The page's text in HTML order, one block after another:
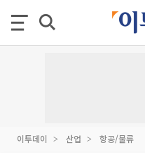
이투데이 산업 항공/물류